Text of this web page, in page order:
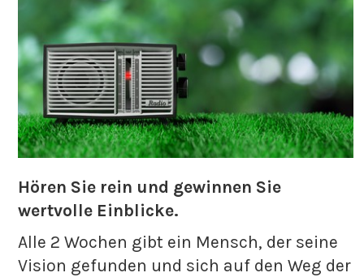
Hören Sie rein und gewinnen Sie
wertvolle Einblicke.
Alle 2 Wochen gibt ein Mensch, der seine
Vision gefunden und sich auf den Weg der